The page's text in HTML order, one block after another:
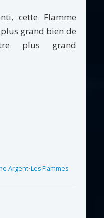
cette Flamme
grand bien de
plus grand
Argent•Les Flammes